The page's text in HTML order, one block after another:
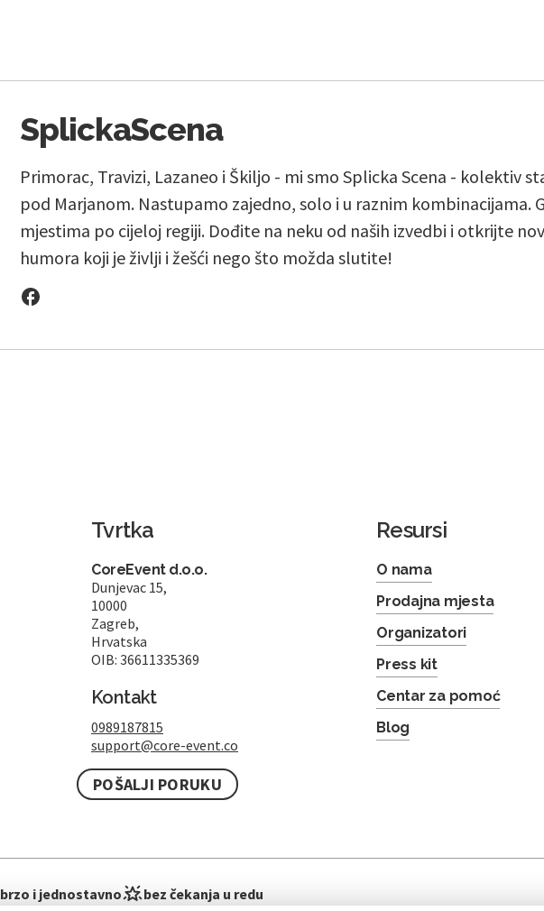
SplickaScena
Primorac, Travizi, Lazaneo i Škiljo - mi smo Splicka Scena - kolektiv
pod Marjanom. Nastupamo zajedno, solo i u raznim kombinacijama.
mjestima po cijeloj regiji. Dođite na neku od naših izvedbi i otkrijte
humora koji je življi i žešći nego što možda slutite!
Tvrtka
CoreEvent d.o.o.
Dunjevac 15,
10000
Zagreb,
Hrvatska
OIB: 36611335369
Kontakt
0989187815
support@core-event.co
POŠALJI PORUKU
Resursi
O nama
Prodajna mjesta
Organizatori
Press kit
Centar za pomoć
Blog
brzo i jednostavno bez čekanja u redu